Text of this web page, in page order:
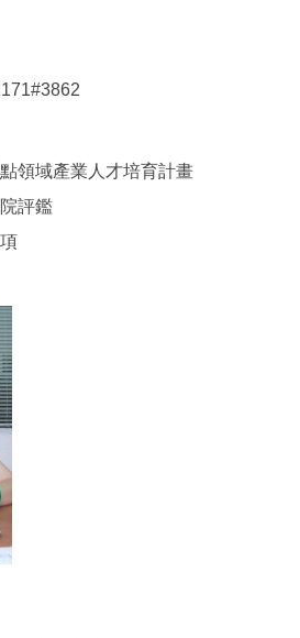
領域產業人才培育計畫
評鑑